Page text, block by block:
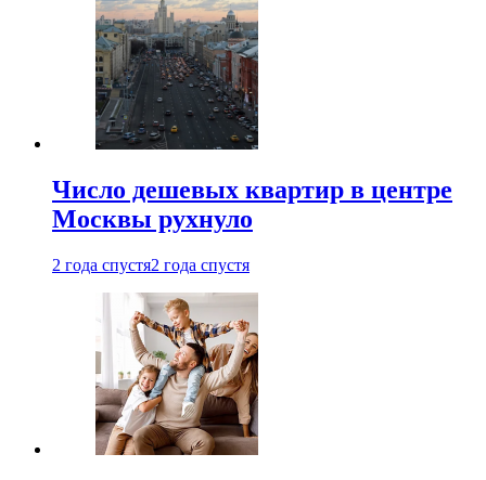
Число дешевых квартир в центре
Москвы рухнуло
2 года спустя2 года спустя